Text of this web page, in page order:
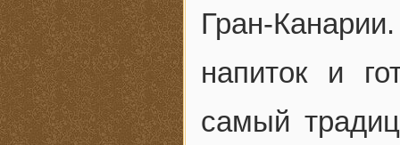
Гран-
напиток и
самый